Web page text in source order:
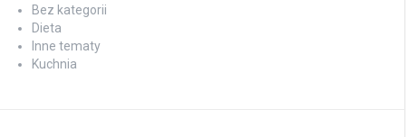
Bez kategorii
Dieta
Inne tematy
Kuchnia